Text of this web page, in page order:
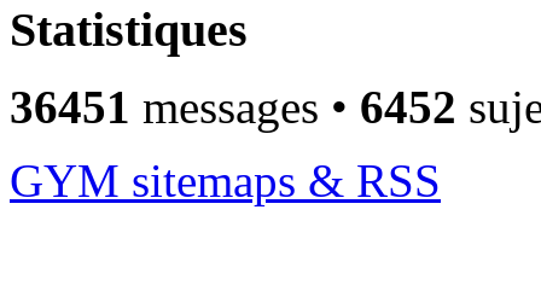
Statistiques
36451 messages • 6452
GYM sitemaps & RSS